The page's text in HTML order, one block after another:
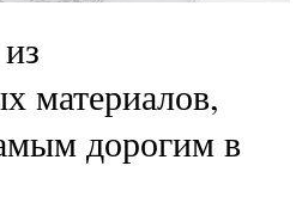
материалов,
дорогим в